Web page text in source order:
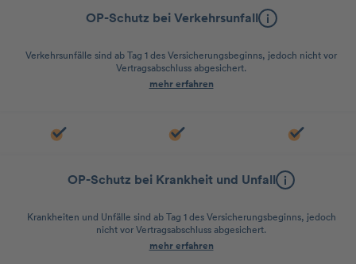
OP-Schutz bei Verkehrsunfall
Verkehrsunfälle sind ab Tag 1 des Versicherungsbeginns, jedoch nicht vor
Vertragsabschluss abgesichert.
mehr erfahren
OP-Schutz bei Krankheit und Unfall
Krankheiten und Unfälle sind ab Tag 1 des Versicherungsbeginns, jedoch
nicht vor Vertragsabschluss abgesichert.
mehr erfahren